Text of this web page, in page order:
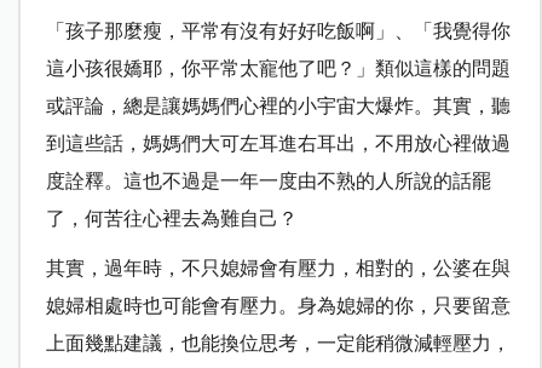
「孩子那麼瘦，平常有沒有好好吃飯啊」、「我覺得你
這小孩很嬌耶，你平常太寵他了吧？」類似這樣的問題
或評論，總是讓媽媽們心裡的小宇宙大爆炸。其實，聽
到這些話，媽媽們大可左耳進右耳出，不用放心裡做過
度詮釋。這也不過是一年一度由不熟的人所說的話罷
了，何苦往心裡去為難自己？
其實，過年時，不只媳婦會有壓力，相對的，公婆在與
媳婦相處時也可能會有壓力。身為媳婦的你，只要留意
上面幾點建議，也能換位思考，一定能稍微減輕壓力，